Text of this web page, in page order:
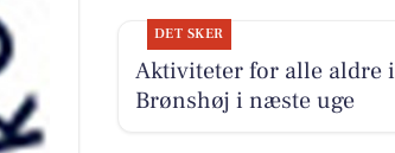
DET SKER
Aktiviteter for alle aldre i
Brønshøj i næste uge